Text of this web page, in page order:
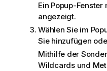
Ein Popup-
angezeigt.
Wählen Sie im
Sie hinzufügen
Mithilfe der
Wildcards und